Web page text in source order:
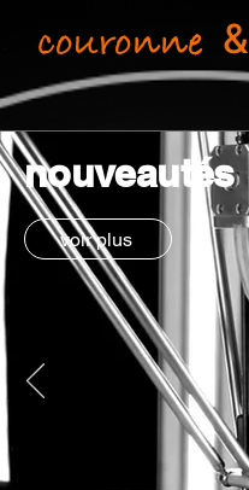
couronne &
nouveautés
voir plus